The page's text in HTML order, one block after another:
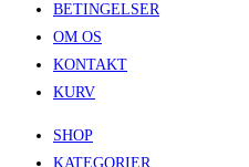
BETINGELSER
OM OS
KONTAKT
KURV
SHOP
KATEGORIER